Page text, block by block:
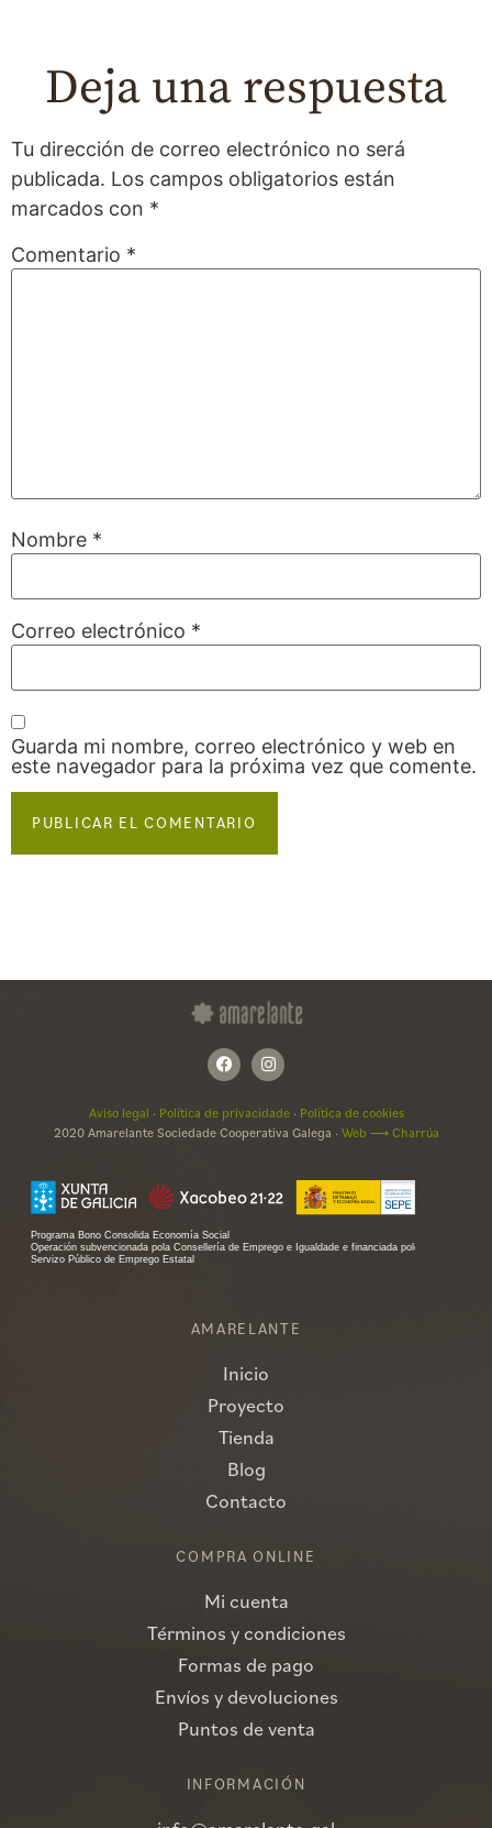
Deja una respuesta
Tu dirección de correo electrónico no será
publicada. Los campos obligatorios están
marcados con *
Comentario *
Nombre *
Correo electrónico *
Guarda mi nombre, correo electrónico y web en
este navegador para la próxima vez que comente.
Aviso legal · Política de privacidade· Política de cookies
2020 Amarelante Sociedade Cooperativa Galega · Web ⟶ Charrúa
AMARELANTE
Inicio
Proyecto
Tienda
Blog
Contacto
COMPRA ONLINE
Mi cuenta
Términos y condiciones
Formas de pago
Envíos y devoluciones
Puntos de venta
INFORMACIÓN